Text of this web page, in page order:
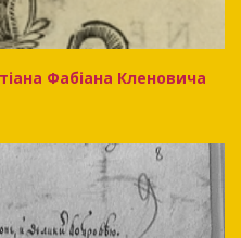
Фабіана Кленовича